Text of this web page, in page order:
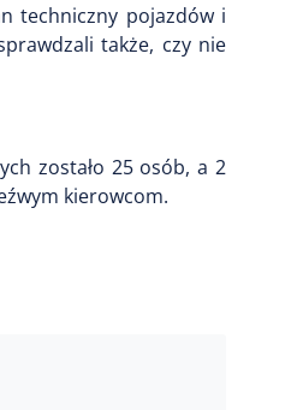
techniczny pojazdów i
także, czy nie
zostało 25 osób, a 2
kierowcom.